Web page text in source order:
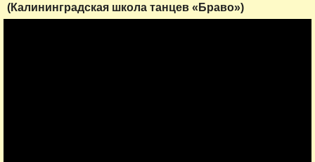
(Калининградская школа танцев «Браво»)